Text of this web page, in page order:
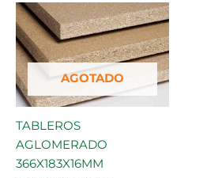
AGOTADO
TABLEROS
AGLOMERADO
366X183X16MM